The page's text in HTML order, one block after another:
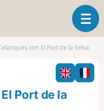
T
o
l
n
von El Port de la Selva
Port de la